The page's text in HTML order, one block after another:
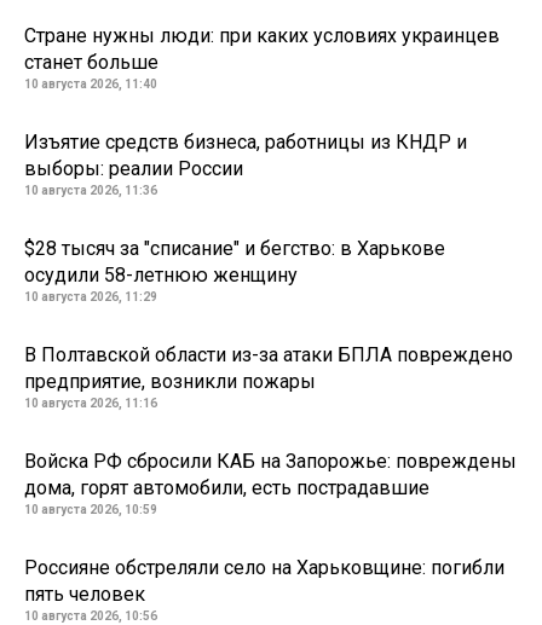
Стране нужны люди: при каких условиях украинцев
станет больше
10 августа 2026, 11:40
Изъятие средств бизнеса, работницы из КНДР и
выборы: реалии России
10 августа 2026, 11:36
$28 тысяч за "списание" и бегство: в Харькове
осудили 58-летнюю женщину
10 августа 2026, 11:29
В Полтавской области из-за атаки БПЛА повреждено
предприятие, возникли пожары
10 августа 2026, 11:16
Войска РФ сбросили КАБ на Запорожье: повреждены
дома, горят автомобили, есть пострадавшие
10 августа 2026, 10:59
Россияне обстреляли село на Харьковщине: погибли
пять человек
10 августа 2026, 10:56